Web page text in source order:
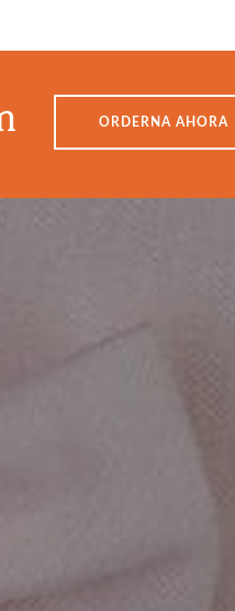
ORDERNA AHORA